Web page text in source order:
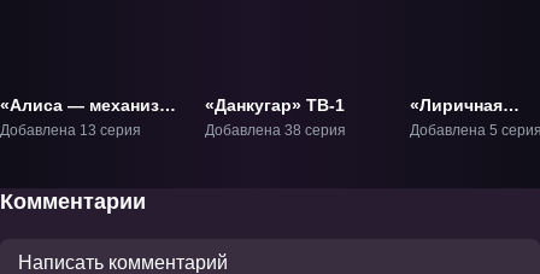
«Алиса — механизм
Эгиды» ТВ-1
Добавлена 13 серия
«Данкугар» ТВ-1
Добавлена 38 серия
«Лиричная
волшебница
возмездия»
Добавлена 5
Комментарии